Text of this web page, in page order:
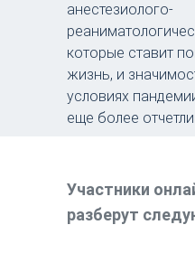
анестезиолого-
которые ставит
жизнь, и
условиях
еще более
Участники
разберут